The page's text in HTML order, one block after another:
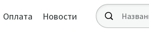
Оплата Новости